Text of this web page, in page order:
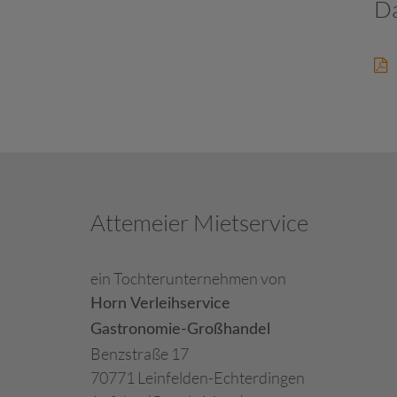
Attemeier Mietservice
ein Tochterunternehmen von
Horn Verleihservice
Gastronomie-Großhandel
Benzstraße 17
70771 Leinfelden-Echterdingen